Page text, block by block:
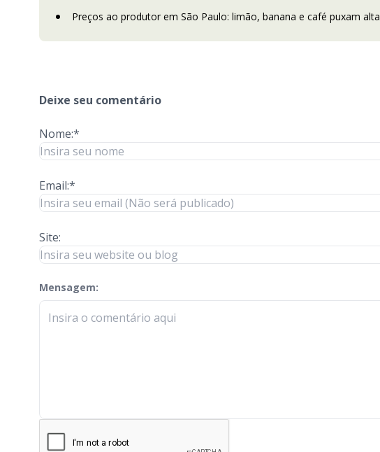
Preços ao produtor em São Paulo: limão, banana e café puxam
Deixe seu comentário
Nome:*
Email:*
Site:
Mensagem:
check-terms